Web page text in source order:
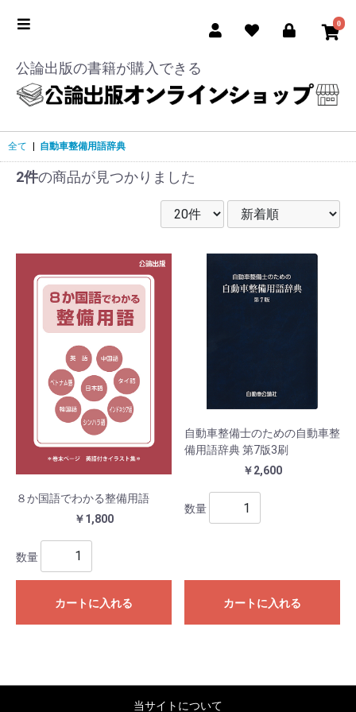
0
公論出版の書籍が購入できる
全て 自動車整備用語辞典
2件の商品が見つかりました
８か国語でわかる整備用語
￥1,800
数量
カートに入れる
自動車整備士のための自動車整
備用語辞典 第7版3刷
￥2,600
数量
カートに入れる
当サイトについて